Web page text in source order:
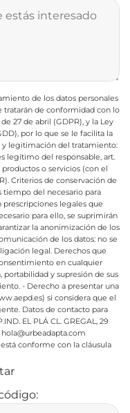
de los datos personales
tratarán de conformidad con lo
27 de abril (GDPR), y la Ley
por lo que se le facilita la
legitimación del tratamiento:
legítimo del responsable, art.
o servicios (con el
Criterios de conservación de
tiempo del necesario para
legales que
para ello, se suprimirán
la anonimización de los
de los datos: no se
legal. Derechos que
en cualquier
y supresión de sus
- Derecho a presentar una
si considera que el
Datos de contacto para
EL PLÁ CL. GREGAL, 29
hola@urbeadapta.com
conforme con la cláusula